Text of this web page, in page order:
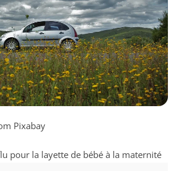
Pixabay
pour la layette de bébé à la maternité